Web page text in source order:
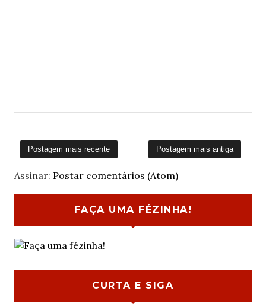
Postagem mais recente Postagem mais antiga
Assinar: Postar comentários (Atom)
FAÇA UMA FÉZINHA!
CURTA E SIGA